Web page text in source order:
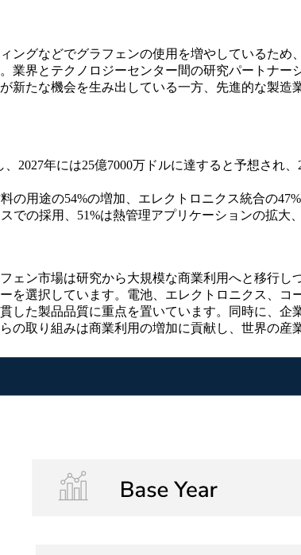
グなどでグラフェンの使用を増やしているた
界とテクノロジーセンター間の研究パートナー
たな機会を生み出している一方、先進的な製造
2027年には25億7000万ドルに達すると予想され
用途の54%の増加、エレクトロニクス統合の
の採用、51%は熱管理アプリケーションの拡大
ン市場は研究から大規模な商業利用へと移行
選択しています。電池、エレクトロニクス、
た製品品質に重点を置いています。同時に、
取り組みは商業利用の増加に貢献し、世界の産